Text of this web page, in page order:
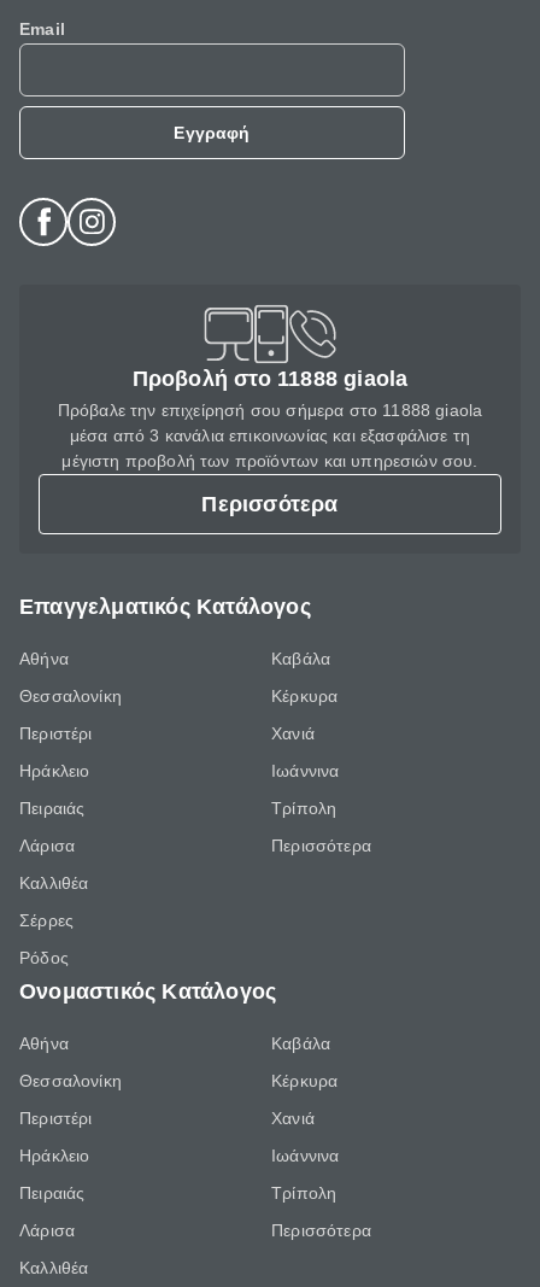
Email
Εγγραφή
Προβολή στο 11888 giaola
Πρόβαλε την επιχείρησή σου σήμερα στο 11888 giaola
μέσα από 3 κανάλια επικοινωνίας και εξασφάλισε τη
μέγιστη προβολή των προϊόντων και υπηρεσιών σου.
Περισσότερα
Επαγγελματικός Κατάλογος
Αθήνα
Θεσσαλονίκη
Περιστέρι
Ηράκλειο
Πειραιάς
Λάρισα
Καλλιθέα
Σέρρες
Ρόδος
Καβάλα
Κέρκυρα
Χανιά
Ιωάννινα
Τρίπολη
Περισσότερα
Ονομαστικός Κατάλογος
Αθήνα
Θεσσαλονίκη
Περιστέρι
Ηράκλειο
Πειραιάς
Λάρισα
Καλλιθέα
Καβάλα
Κέρκυρα
Χανιά
Ιωάννινα
Τρίπολη
Περισσότερα